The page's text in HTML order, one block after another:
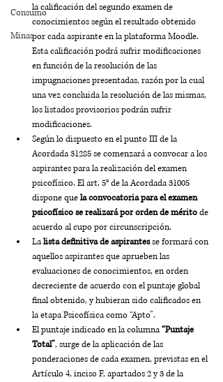
Consumo
Minas
la calificación del segundo examen de
conocimientos según el resultado obtenido
por cada aspirante en la plataforma Moodle.
Esta calificación podrá sufrir modificaciones
en función de la resolución de las
impugnaciones presentadas, razón por la cual
una vez concluida la resolución de las mismas,
los listados provisorios podrán sufrir
modificaciones.
Según lo dispuesto en el punto III de la
Acordada 31285 se comenzará a convocar a los
aspirantes para la realización del examen
psicofísico. El art. 5° de la Acordada 31005
dispone que la convocatoria para el examen
psicofísico se realizará por orden de mérito de
acuerdo al cupo por circunscripción.
La lista definitiva de aspirantes se formará con
aquellos aspirantes que aprueben las
evaluaciones de conocimientos, en orden
decreciente de acuerdo con el puntaje global
final obtenido, y hubieran sido calificados en
la etapa Psicofísica como “Apto”.
El puntaje indicado en la columna “Puntaje
Total”, surge de la aplicación de las
ponderaciones de cada examen, previstas en el
Artículo 4, inciso F, apartados 2 y 3 de la